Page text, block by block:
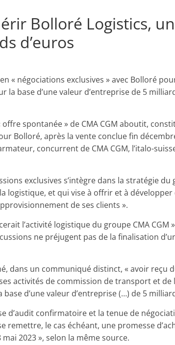
Bolloré Logistics,
d’euros
« négociations exclusives » avec Bolloré
base d’une valeur d’entreprise de 5
spontanée » de CMA CGM aboutit,
Bolloré, après la vente conclue fin
concurrent de CMA CGM, l’italo-
exclusives s’intègre dans la stratégie du
logistique, et qui vise à offrir et à développer
de ses clients ».
l’activité logistique du groupe CMA CGM
ne préjugent pas de la finalisation
dans un communiqué distinct, « avoir reçu
activités de commission de transport et de
d’une valeur d’entreprise (…) de 5
d’audit confirmatoire et la tenue de
remettre, le cas échéant, une promesse
2023 », selon la même source.